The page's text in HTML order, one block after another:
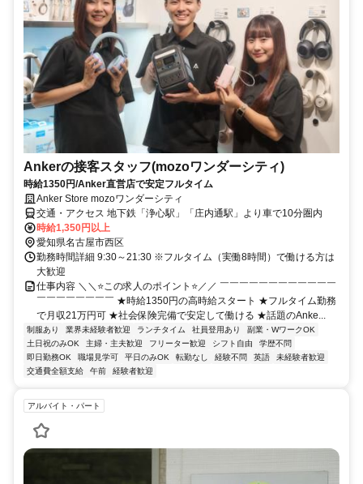
Ankerの接客スタッフ(mozoワンダーシティ)
時給1350円/Anker直営店で安定フルタイム
Anker Store mozoワンダーシティ
交通・アクセス 地下鉄「浄心駅」「庄内通駅」より車で10分圏内
時給1,350円以上
愛知県名古屋市西区
勤務時間詳細 9:30～21:30 ※フルタイム（実働8時間）で働ける方は
大歓迎
仕事内容 ＼＼⭐この求人のポイント⭐／／ ￣￣￣￣￣￣￣￣￣￣￣￣
￣￣￣￣￣￣￣￣ ★時給1350円の高時給スタート ★フルタイム勤務
で月収21万円可 ★社会保険完備で安定して働ける ★話題のAnke...
制服あり 業界未経験者歓迎 ランチタイム 社員登用あり
副業・WワークOK
土日祝のみOK
主婦・主夫歓迎 フリーター歓迎 シフト自由
学歴不問
即日勤務OK
職場見学可 平日のみOK 転勤なし 経験不問 英語
未経験者歓迎
交通費全額支給
午前 経験者歓迎
アルバイト・パート